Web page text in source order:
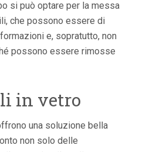
si può optare per la messa
che possono essere di
e, sopratutto, non
possono essere rimosse
in vetro
una soluzione bella
non solo delle